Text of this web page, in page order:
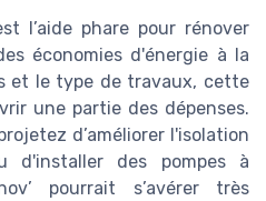
l’aide phare pour rénover
économies d'énergie à la
et le type de travaux, cette
une partie des dépenses.
d’améliorer l'isolation
d'installer des pompes à
pourrait s’avérer très